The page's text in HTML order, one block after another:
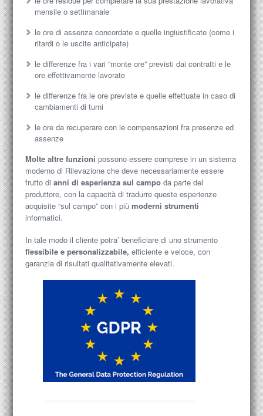
mensile o settimanale
le ore di assenza concordate e quelle ingiustificate (come i
ritardi o le uscite anticipate)
le differenze fra i vari “monte ore” previsti dai contratti e le
ore effettivamente lavorate
le differenze fra le ore previste e quelle effettuate in caso di
cambiamenti di turni
le ore da recuperare con le compensazioni fra presenze ed
assenze
Molte altre funzioni possono essere comprese in un sistema
moderno di Rilevazione che deve necessariamente essere
frutto di anni di esperienza sul campoda parte del
produttore, con la capacità di tradurre queste esperienze
acquisite “sul campo” con i più moderni strumenti
informatici.
In tale modo il cliente potra’ beneficiare di uno strumento
flessibile e personalizzabile, efficiente e veloce, con
garanzia di risultati qualitativamente elevati.